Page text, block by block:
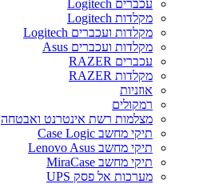
עכברים Logitech
מקלדות Logitech
מקלדות ועכברים Logitech
מקלדות ועכברים Asus
עכברים RAZER
מקלדות RAZER
אוזניות
רמקולים
מצלמות רשת אינטרנט ואבטחה
תיקי מחשב Case Logic
תיקי מחשב Lenovo Asus
תיקי מחשב MiraCase
מערכות אל פסק UPS